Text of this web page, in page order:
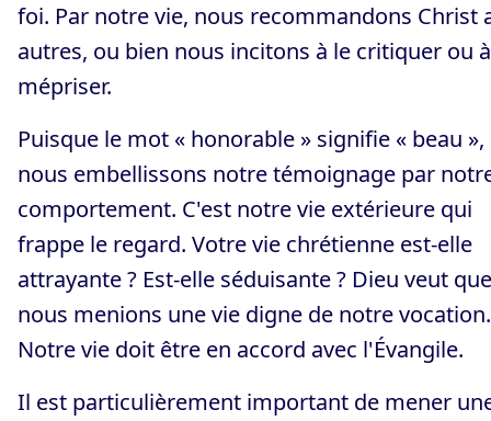
foi. Par notre vie, nous recommandons Christ
autres, ou bien nous incitons à le critiquer ou
mépriser.
Puisque le mot « honorable » signifie « beau »,
nous embellissons notre témoignage par
comportement. C'est notre vie extérieure qui
frappe le regard. Votre vie chrétienne est-elle
attrayante ? Est-elle séduisante ? Dieu veut que
nous menions une vie digne de notre vocation.
Notre vie doit être en accord avec l'Évangile.
Il est particulièrement important de mener